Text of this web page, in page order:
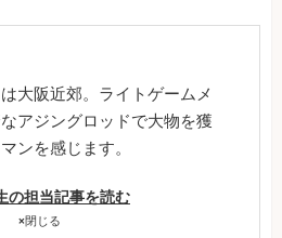
大阪近郊。ライトゲームメ
アジングロッドで大物を獲
ンを感じます。
の担当記事を読む
×閉じる